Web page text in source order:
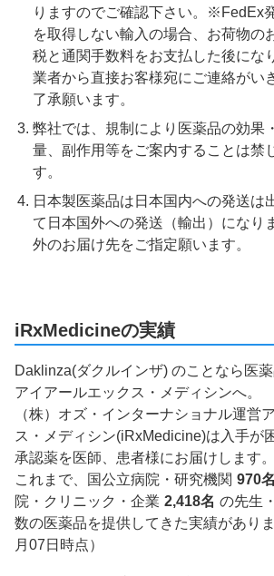
りますのでご確認下さい。※FedEx
を取得しない輸入の場合、お荷物の
税と通関手数料をお支払した後にな
業者から直接お客様宛にご連絡がい
了承願います。
弊社では、規制により医薬品の効果
量、副作用等をご案内することは禁
す。
日本製医薬品は日本国内への発送は
て日本国外への発送（輸出）になり
外のお届け先をご指定願います。
iRxMedicineの実績
Daklinza(ダクルインザ) のことなら医
アイアールエックス・メディシンへ。
（株）オズ・インターナショナル運営
ス・メディシン(iRxMedicine)は入手が
承認薬を医師、患者様にお届けします。
これまで、国公立病院・研究機関 970名
院・クリニック・企業 2,418名 の先生
数の医薬品を提供してきた実績があり
月07日時点）